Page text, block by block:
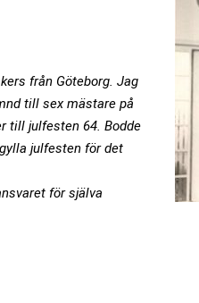
från Göteborg. Jag
till sex mästare på
till julfesten 64. Bodde
julfesten för det
för själva